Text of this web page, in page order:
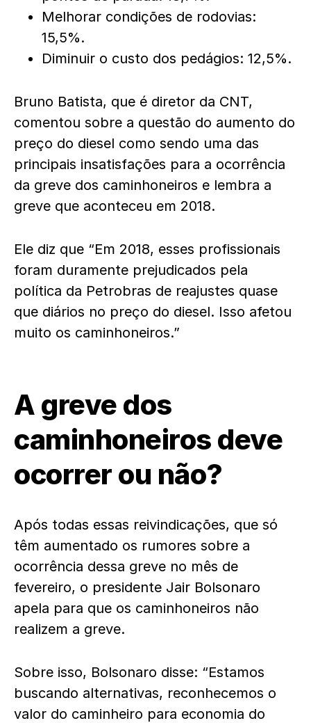
Melhorar condições de rodovias:
15,5%.
Diminuir o custo dos pedágios: 12,5%.
Bruno Batista, que é diretor da CNT,
comentou sobre a questão do aumento do
preço do diesel como sendo uma das
principais insatisfações para a ocorrência
da greve dos caminhoneiros e lembra a
greve que aconteceu em 2018.
Ele diz que “Em 2018, esses profissionais
foram duramente prejudicados pela
política da Petrobras de reajustes quase
que diários no preço do diesel. Isso afetou
muito os caminhoneiros.”
A greve dos
caminhoneiros deve
ocorrer ou não?
Após todas essas reivindicações, que só
têm aumentado os rumores sobre a
ocorrência dessa greve no mês de
fevereiro, o presidente Jair Bolsonaro
apela para que os caminhoneiros não
realizem a greve.
Sobre isso, Bolsonaro disse: “Estamos
buscando alternativas, reconhecemos o
valor do caminheiro para economia do